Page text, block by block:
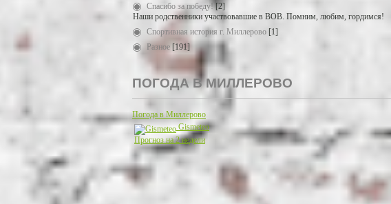
Спасибо за победу! [2]
Наши родственники участвовавшие в ВОВ. Помним, любим, гордимся!
Спортивная история г. Миллерово [1]
Разное [191]
ПОГОДА В МИЛЛЕРОВО
Погода в Миллерово
Gismeteo
Прогноз на 2 недели